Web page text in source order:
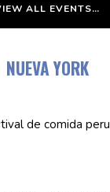
ALL EVENTS…
NUEVA YORK
de comida